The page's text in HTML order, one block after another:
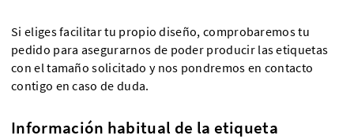
Si eliges facilitar tu propio diseño, comprobaremos tu
pedido para asegurarnos de poder producir las etiquetas
con el tamaño solicitado y nos pondremos en contacto
contigo en caso de duda.
Información habitual de la etiqueta